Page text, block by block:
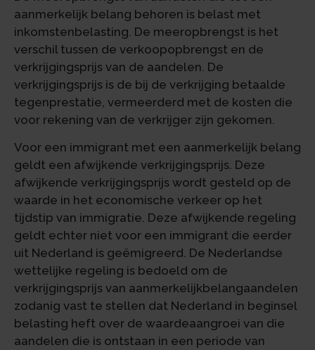
aanmerkelijk belang behoren is belast met
inkomstenbelasting. De meeropbrengst is het
verschil tussen de verkoopopbrengst en de
verkrijgingsprijs van de aandelen. De
verkrijgingsprijs is de bij de verkrijging betaalde
tegenprestatie, vermeerderd met de kosten die
voor rekening van de verkrijger zijn gekomen.
Voor een immigrant met een aanmerkelijk belang
geldt een afwijkende verkrijgingsprijs. Deze
afwijkende verkrijgingsprijs wordt gesteld op de
waarde in het economische verkeer op het
tijdstip van immigratie. Deze afwijkende regeling
geldt echter niet voor een immigrant die eerder
uit Nederland is geëmigreerd. De Nederlandse
wettelijke regeling is bedoeld om de
verkrijgingsprijs van aanmerkelijkbelangaandelen
zodanig vast te stellen dat Nederland in beginsel
belasting heft over de waardeaangroei van die
aandelen die is ontstaan in een periode van